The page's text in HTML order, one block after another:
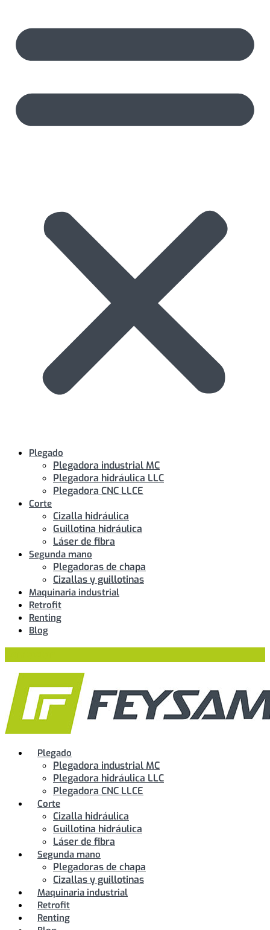
Plegado
Plegadora industrial MC
Plegadora hidráulica LLC
Plegadora CNC LLCE
Corte
Cizalla hidráulica
Guillotina hidráulica
Láser de fibra
Segunda mano
Plegadoras de chapa
Cizallas y guillotinas
Maquinaria industrial
Retrofit
Renting
Blog
Plegado
Plegadora industrial MC
Plegadora hidráulica LLC
Plegadora CNC LLCE
Corte
Cizalla hidráulica
Guillotina hidráulica
Láser de fibra
Segunda mano
Plegadoras de chapa
Cizallas y guillotinas
Maquinaria industrial
Retrofit
Renting